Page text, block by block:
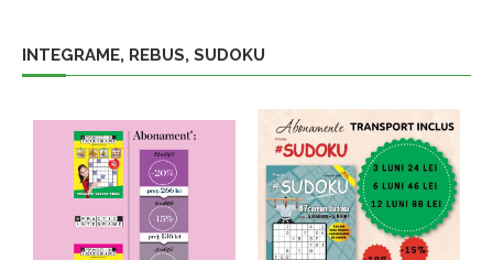
INTEGRAME, REBUS, SUDOKU